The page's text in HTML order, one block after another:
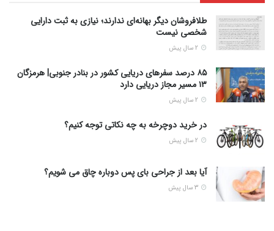
طلافروشان دیگر بهانه‌ای ندارند؛ نیازی به ثبت دارایی
شخصی نیست
۸۵ درصد سفرهای دریایی کشور در بنادر جنوبی| هرمزگان
۱۳ مسیر مجاز دریایی دارد
در خرید دوچرخه به چه نکاتی توجه کنیم؟
آیا بعد از جراحی بای پس دوباره چاق می شویم؟